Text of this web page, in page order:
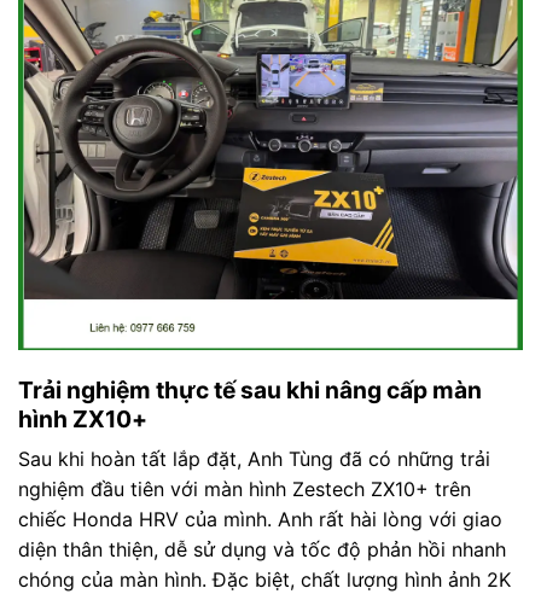
Trải nghiệm thực tế sau khi nâng cấp màn
hình ZX10+
Sau khi hoàn tất lắp đặt, Anh Tùng đã có những trải
nghiệm đầu tiên với màn hình Zestech ZX10+ trên
chiếc Honda HRV của mình. Anh rất hài lòng với giao
diện thân thiện, dễ sử dụng và tốc độ phản hồi nhanh
chóng của màn hình. Đặc biệt, chất lượng hình ảnh 2K